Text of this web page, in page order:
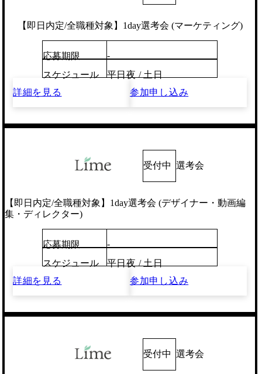
【即日内定/全職種対象】1day選考会 (マーケティング)
応募期限
-
スケジュール
平日夜 / 土日
詳細を見る
参加申し込み
受付中 選考会
【即日内定/全職種対象】1day選考会 (デザイナー・動画編
集・ディレクター)
応募期限
-
スケジュール
平日夜 / 土日
詳細を見る
参加申し込み
受付中 選考会